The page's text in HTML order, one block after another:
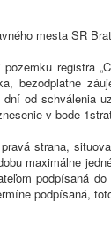
mesta SR
registra
bezodplatne
od schválenia
v bode
strana,
maximálne
podpísaná
podpísaná,